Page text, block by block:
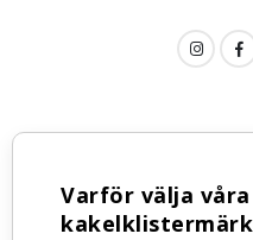
Varför välja våra